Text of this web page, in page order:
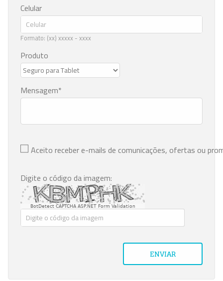
Celular
Formato: (xx) xxxxx - xxxx
Produto
Mensagem
Aceito receber e-mails de comunicações, ofertas ou
Digite o código da imagem:
BotDetect CAPTCHA ASP.NET Form Validation
ENVIAR